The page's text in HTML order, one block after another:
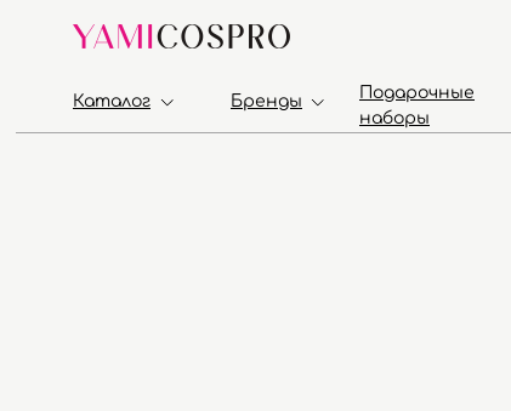
Подарочные
наборы
Каталог Бренды